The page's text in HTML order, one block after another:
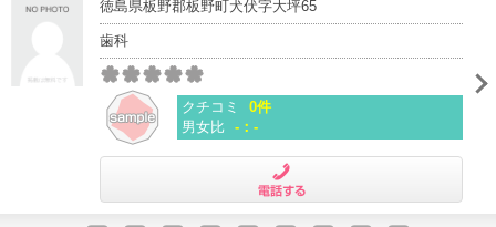
徳島県板野郡板野町犬伏字大坪65
歯科
クチコミ
0件
男女比 -：-